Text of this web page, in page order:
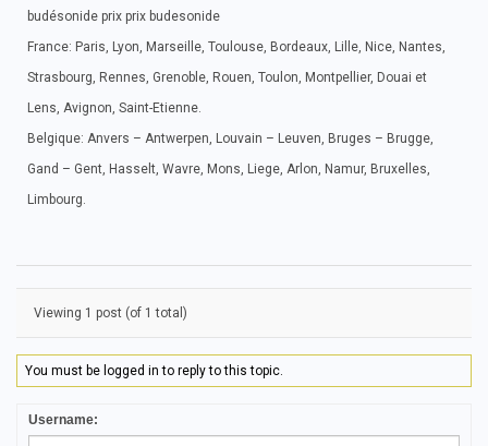
budésonide prix prix budesonide
France: Paris, Lyon, Marseille, Toulouse, Bordeaux, Lille, Nice, Nantes,
Strasbourg, Rennes, Grenoble, Rouen, Toulon, Montpellier, Douai et
Lens, Avignon, Saint-Etienne.
Belgique: Anvers – Antwerpen, Louvain – Leuven, Bruges – Brugge,
Gand – Gent, Hasselt, Wavre, Mons, Liege, Arlon, Namur, Bruxelles,
Limbourg.
Viewing 1 post (of 1 total)
You must be logged in to reply to this topic.
Username: